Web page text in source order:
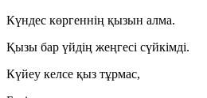
Күндес көргеннің қызын алма.
Қызы бар үйдің жеңгесі сүйкімді.
Күйеу келсе қыз тұрмас,